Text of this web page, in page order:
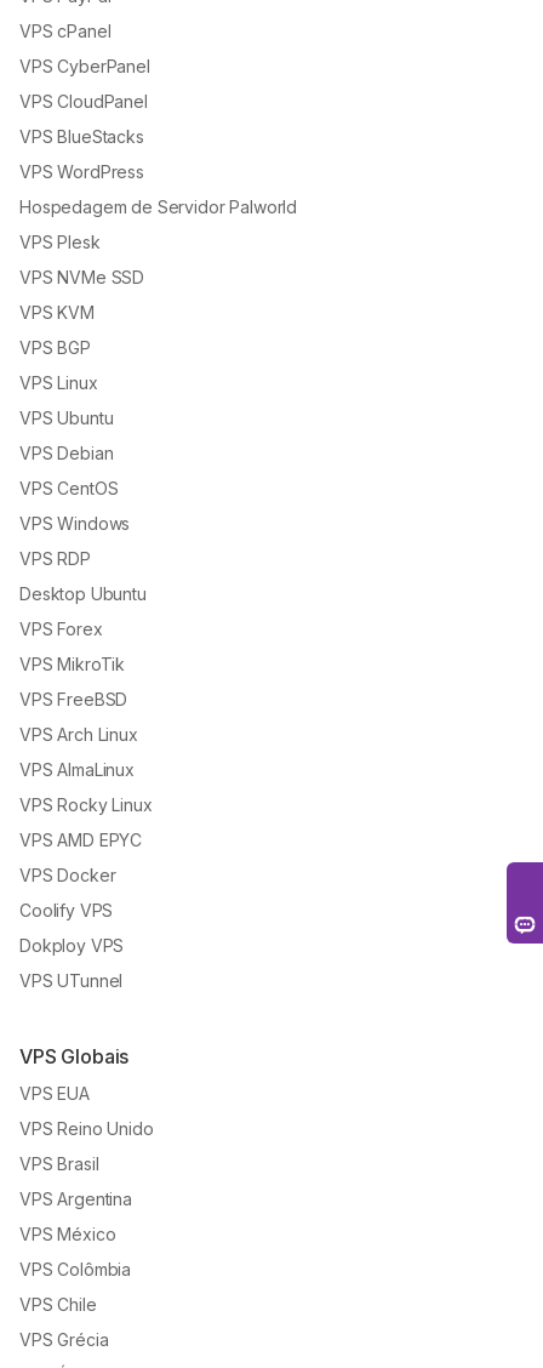
VPS CloudPanel
VPS BlueStacks
VPS WordPress
Hospedagem de Servidor Palworld
VPS Plesk
VPS NVMe SSD
VPS KVM
VPS BGP
VPS Linux
VPS Ubuntu
VPS Debian
VPS CentOS
VPS Windows
VPS RDP
Desktop Ubuntu
VPS Forex
VPS MikroTik
VPS FreeBSD
VPS Arch Linux
VPS AlmaLinux
VPS Rocky Linux
VPS AMD EPYC
VPS Docker
Coolify VPS
Dokploy VPS
VPS UTunnel
VPS Globais
VPS Reino Unido
VPS Brasil
VPS Argentina
VPS México
VPS Colômbia
VPS Chile
VPS Grécia
VPS África do Sul
VPS Alemanha